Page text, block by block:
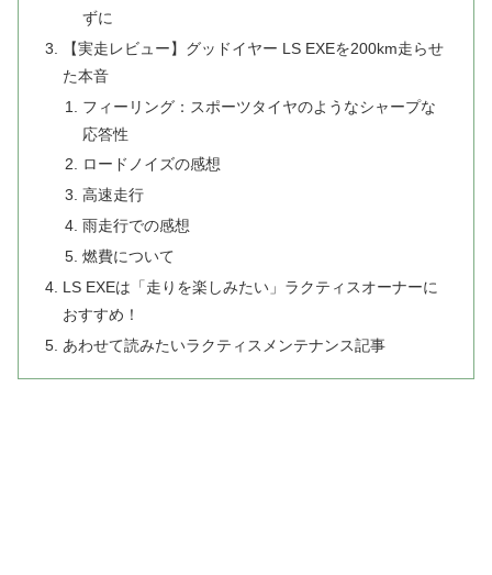
ずに
【実走レビュー】グッドイヤー LS EXEを200km走らせ
た本音
フィーリング：スポーツタイヤのようなシャープな
応答性
ロードノイズの感想
高速走行
雨走行での感想
燃費について
LS EXEは「走りを楽しみたい」ラクティスオーナーに
おすすめ！
あわせて読みたいラクティスメンテナンス記事